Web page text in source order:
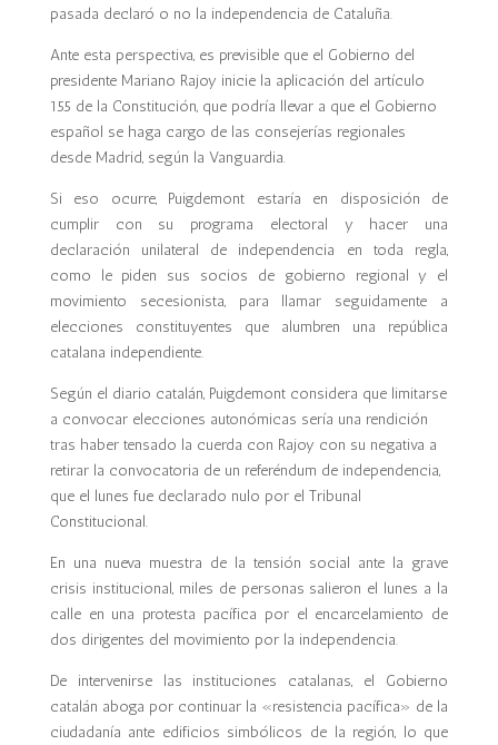
pasada declaró o no la independencia de Cataluña.
Ante esta perspectiva, es previsible que el Gobierno del
presidente Mariano Rajoy inicie la aplicación del artículo
155 de la Constitución, que podría llevar a que el Gobierno
español se haga cargo de las consejerías regionales
desde Madrid, según la Vanguardia.
Si eso ocurre, Puigdemont estaría en disposición de
cumplir con su programa electoral y hacer una
declaración unilateral de independencia en toda regla,
como le piden sus socios de gobierno regional y el
movimiento secesionista, para llamar seguidamente a
elecciones constituyentes que alumbren una república
catalana independiente.
Según el diario catalán, Puigdemont considera que limitarse
a convocar elecciones autonómicas sería una rendición
tras haber tensado la cuerda con Rajoy con su negativa a
retirar la convocatoria de un referéndum de independencia,
que el lunes fue declarado nulo por el Tribunal
Constitucional.
En una nueva muestra de la tensión social ante la grave
crisis institucional, miles de personas salieron el lunes a la
calle en una protesta pacífica por el encarcelamiento de
dos dirigentes del movimiento por la independencia.
De intervenirse las instituciones catalanas, el Gobierno
catalán aboga por continuar la «resistencia pacífica» de la
ciudadanía ante edificios simbólicos de la región, lo que